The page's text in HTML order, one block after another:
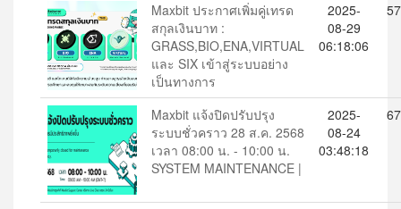
Maxbit ประกาศเพิ่มคู่เทรด
สกุลเงินบาท :
GRASS,BIO,ENA,VIRTUAL
และ SIX เข้าสู่ระบบอย่าง
เป็นทางการ
2025-
08-29
06:18:06
Maxbit แจ้งปิดปรับปรุง
ระบบชั่วคราว 28 ส.ค. 2568
เวลา 08:00 น. - 10:00 น.
SYSTEM MAINTENANCE |
2025-
08-24
03:48:18